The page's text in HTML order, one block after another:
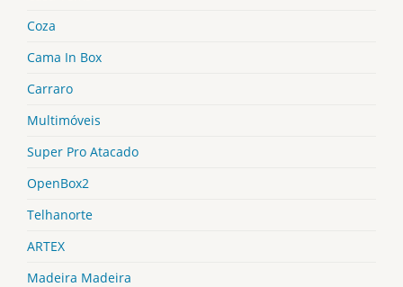
Coza
Cama In Box
Carraro
Multimóveis
Super Pro Atacado
OpenBox2
Telhanorte
ARTEX
Madeira Madeira